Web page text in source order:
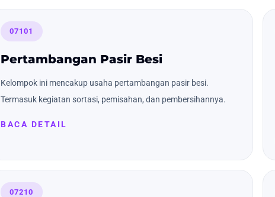
07101
Pertambangan Pasir Besi
Kelompok ini mencakup usaha pertambangan pasir besi.
Termasuk kegiatan sortasi, pemisahan, dan pembersihannya.
BACA DETAIL
07210